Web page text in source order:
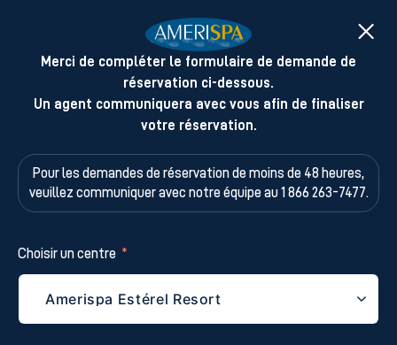
Merci de compléter le formulaire de demande de
réservation ci-dessous.
Un agent communiquera avec vous afin de finaliser
votre réservation.
Pour les demandes de réservation de moins de 48 heures,
veuillez communiquer avec notre équipe au 1 866 263-7477.
Choisir un centre